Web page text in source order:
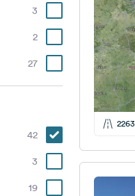
3
2
27
42
3
19